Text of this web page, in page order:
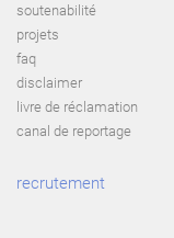
soutenabilité
projets
faq
disclaimer
livre de réclamation
canal de reportage
recrutement